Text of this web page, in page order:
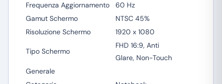
Frequenza Aggiornamento
60 Hz
Gamut Schermo
NTSC 45%
Risoluzione Schermo
1920 x 1080
Tipo Schermo
FHD 16:9, Anti
Glare, Non-Touch
Generale